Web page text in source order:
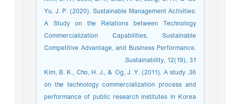
Yu, J. P. (2020). Sustainable Management Activities:
A Study on the Relations between Technology
Commercialization Capabilities, Sustainable
Competitive Advantage, and Business Performance.
Sustainability, 12(19), 31.
36. Kim, B. K., Cho, H. J., & Og, J. Y. (2011). A study
on the technology commercialization process and
performance of public research institutes in Korea